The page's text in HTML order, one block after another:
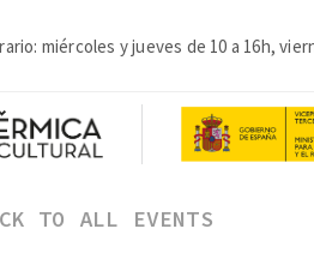
miércoles y jueves de 10 a 16h,
TO ALL EVENTS